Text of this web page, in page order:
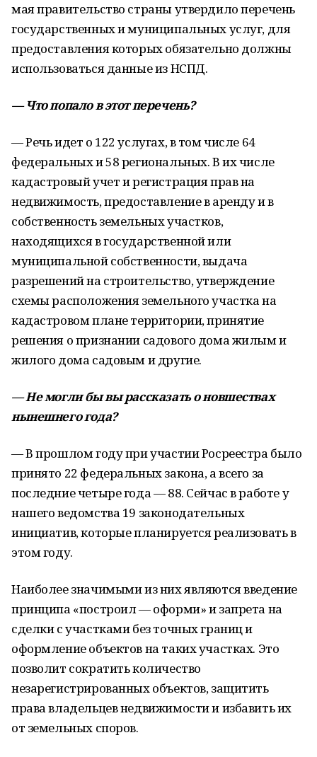
мая правительство страны утвердило перечень
государственных и муниципальных услуг, для
предоставления которых обязательно должны
использоваться данные из НСПД.
— Что попало в этот перечень?
— Речь идет о 122 услугах, в том числе 64
федеральных и 58 региональных. В их числе
кадастровый учет и регистрация прав на
недвижимость, предоставление в аренду и в
собственность земельных участков,
находящихся в государственной или
муниципальной собственности, выдача
разрешений на строительство, утверждение
схемы расположения земельного участка на
кадастровом плане территории, принятие
решения о признании садового дома жилым и
жилого дома садовым и другие.
— Не могли бы вы рассказать о новшествах
нынешнего года?
— В прошлом году при учас­тии Росреестра было
принято 22 федеральных закона, а всего за
последние четыре года — 88. Сейчас в работе у
нашего ведомства 19 законодательных
инициатив, которые планируется реализовать в
этом году.
Наиболее значимыми из них являются введение
принципа «построил — оформи» и запрета на
сделки с участками без точных границ и
оформление объектов на таких участках. Это
позволит сократить количество
незарегистрированных объектов, защитить
права владельцев недвижимости и избавить их
от земельных споров.